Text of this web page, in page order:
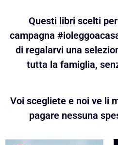
Questi libri scelti
campagna
di regalarvi una
tutta la famiglia,
Voi scegliete e noi ve li
pagare nessuna